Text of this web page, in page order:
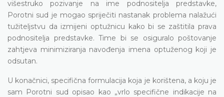
višestruko pozivanje na ime podnositelja predstavke,
Porotni sud je mogao spriječiti nastanak problema nalažući
tužiteljstvu da izmijeni optužnicu kako bi se zaštitila prava
podnositelja predstavke. Time bi se osiguralo poštovanje
zahtjeva minimiziranja navođenja imena optuženog koji je
odsutan.
U konačnici, specifična formulacija koja je korištena, a koju je
sam Porotni sud opisao kao „vrlo specifične indikacije na